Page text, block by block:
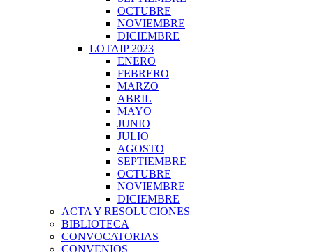
OCTUBRE
NOVIEMBRE
DICIEMBRE
LOTAIP 2023
ENERO
FEBRERO
MARZO
ABRIL
MAYO
JUNIO
JULIO
AGOSTO
SEPTIEMBRE
OCTUBRE
NOVIEMBRE
DICIEMBRE
ACTA Y RESOLUCIONES
BIBLIOTECA
CONVOCATORIAS
CONVENIOS